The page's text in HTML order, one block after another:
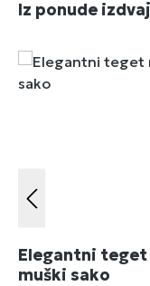
Preskoči galeriju
Iz ponude
Elegantni teget
muški sako